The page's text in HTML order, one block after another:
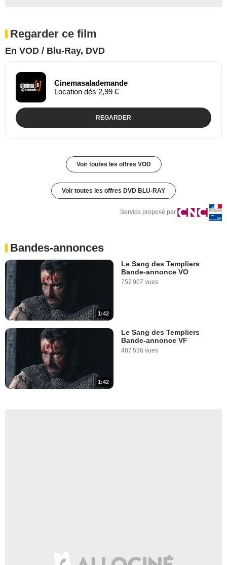
Regarder ce film
En VOD / Blu-Ray, DVD
Cinemasalademande
Location dès 2,99 €
REGARDER
Voir toutes les offres VOD
Voir toutes les offres DVD BLU-RAY
Service proposé par
Bandes-annonces
1:42
Le Sang des Templiers
Bande-annonce VO
752 907 vues
1:42
Le Sang des Templiers
Bande-annonce VF
487 536 vues